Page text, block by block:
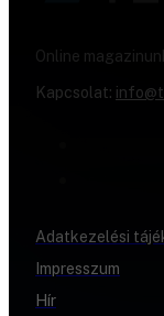
Online
Kapcsolat:
Adatkezelési
Impresszum
Hír